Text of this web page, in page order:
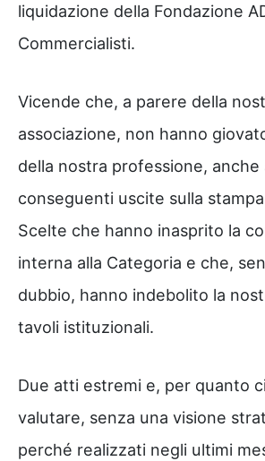
liquidazione della Fondazione
Commercialisti.
Vicende che, a parere della
associazione, non hanno
della nostra professione, anche
conseguenti uscite sulla
Scelte che hanno inasprito la
interna alla Categoria e che,
dubbio, hanno indebolito la
tavoli istituzionali.
Due atti estremi e, per quanto
valutare, senza una visione
perché realizzati negli ultimi